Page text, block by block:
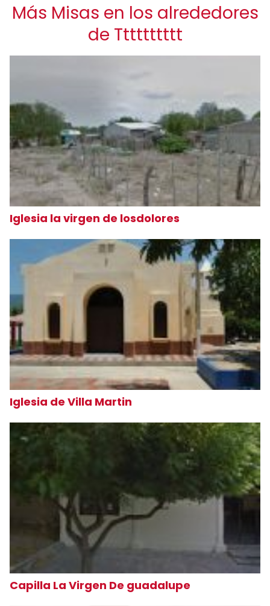
Más Misas en los alrededores
de Tttttttttt
Iglesia la virgen de losdolores
Iglesia de Villa Martin
Capilla La Virgen De guadalupe